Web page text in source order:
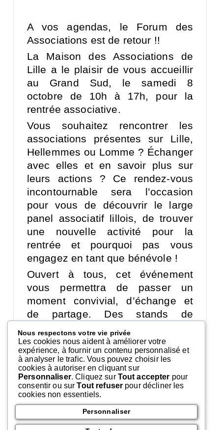
A vos agendas, le Forum des
Associations est de retour !!
La Maison des Associations de
Lille a le plaisir de vous accueillir
au Grand Sud, le samedi 8
octobre de 10h à 17h, pour la
rentrée associative.
Vous souhaitez rencontrer les
associations présentes sur Lille,
Hellemmes ou Lomme ? Échanger
avec elles et en savoir plus sur
leurs actions ? Ce rendez-vous
incontournable sera l’occasion
pour vous de découvrir le large
panel associatif lillois, de trouver
une nouvelle activité pour la
rentrée et pourquoi pas vous
engagez en tant que bénévole !
Ouvert à tous, cet événement
vous permettra de passer un
moment convivial, d’échange et
de partage. Des stands de
restauration seront présents sur
place lors de cette journée.
Seul, entre amis ou en famille,
cette sortie lilloise vous fera porter
un regard nouveau sur le monde
associatif de notre territoire !
– Entrée gratuite
Nous respectons votre vie privée
Les cookies nous aident à améliorer votre
expérience, à fournir un contenu personnalisé et
à analyser le trafic. Vous pouvez choisir les
cookies à autoriser en cliquant sur
Personnaliser. Cliquez sur Tout accepter pour
consentir ou surTout refuser pour décliner les
cookies non essentiels.
Personnaliser